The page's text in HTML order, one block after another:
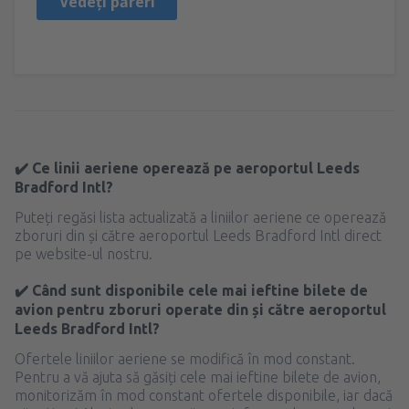
✔️ Ce linii aeriene operează pe aeroportul Leeds
Bradford Intl?
Puteți regăsi lista actualizată a liniilor aeriene ce operează
zboruri din și către aeroportul Leeds Bradford Intl direct
pe website-ul nostru.
✔️ Când sunt disponibile cele mai ieftine bilete de
avion pentru zboruri operate din și către aeroportul
Leeds Bradford Intl?
Ofertele liniilor aeriene se modifică în mod constant.
Pentru a vă ajuta să găsiți cele mai ieftine bilete de avion,
monitorizăm în mod constant ofertele disponibile, iar dacă